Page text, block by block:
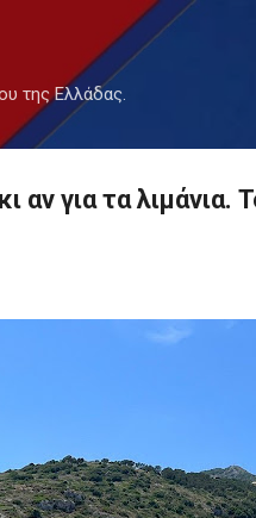
Μετάβαση στο κύριο
της Ελλάδας.
αν για τα λιμάνια.